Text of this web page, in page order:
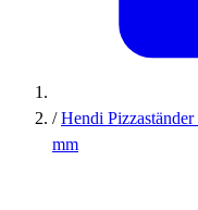
/ Hendi
mm